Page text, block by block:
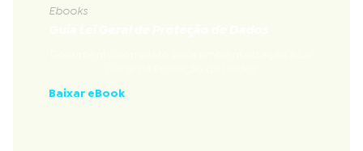
Ebooks
Baixar eBook